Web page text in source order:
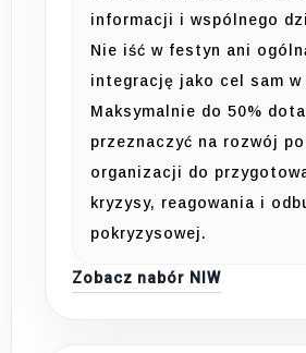
informacji i wspólnego
Nie iść w festyn ani
integrację jako cel sam w
Maksymalnie do 50%
przeznaczyć na rozwój
organizacji do
kryzysy, reagowania i
pokryzysowej.
Zobacz nabór NIW